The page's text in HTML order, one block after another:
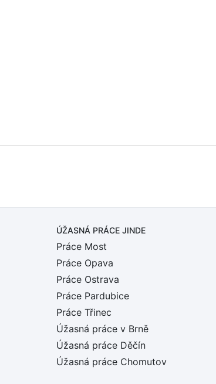
ÚŽASNÁ PRÁCE JINDE
Práce Most
Práce Opava
Práce Ostrava
Práce Pardubice
Práce Třinec
Úžasná práce v Brně
Úžasná práce Děčín
Úžasná práce Chomutov